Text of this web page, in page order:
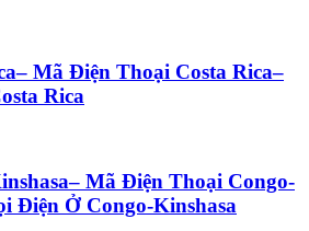
Mã Điện Thoại Costa Rica–
Rica
Mã Điện Thoại Congo-
Điện Ở Congo-Kinshasa